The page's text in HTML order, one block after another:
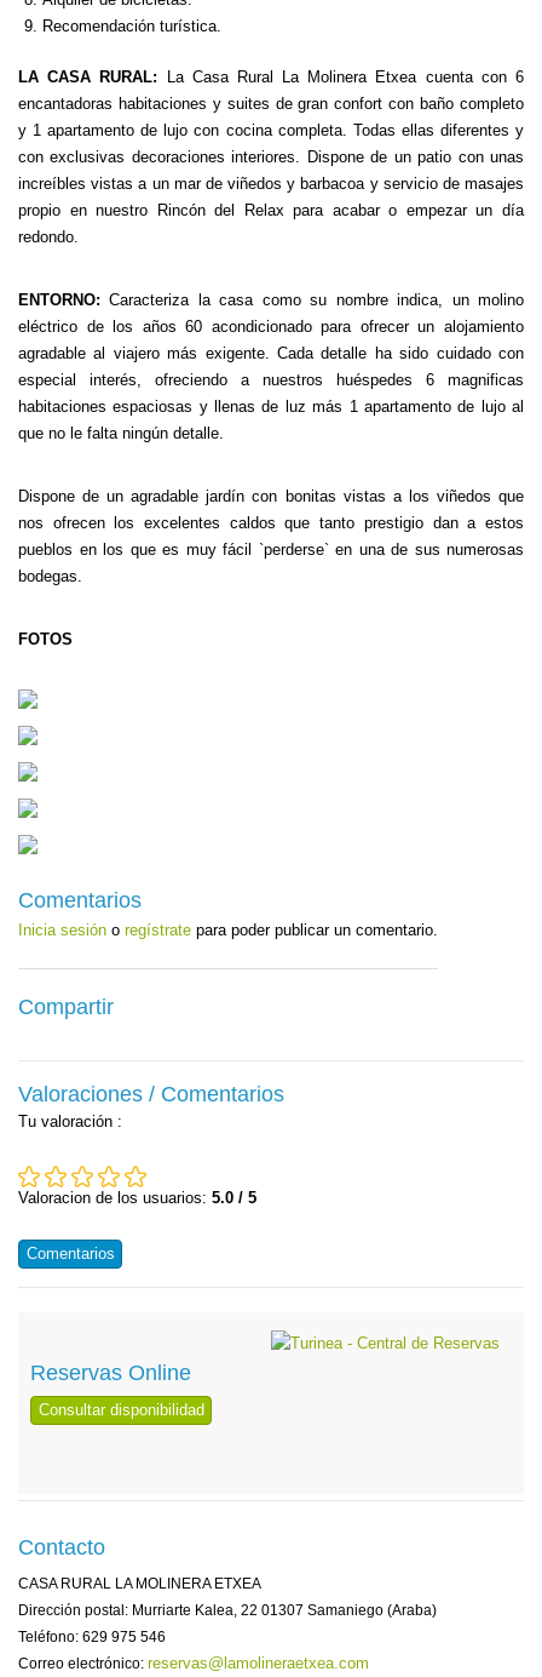
Recomendación turística.
LA CASA RURAL:
La Casa Rural La Molinera Etxea cuenta con 6
encantadoras habitaciones y suites de gran confort con baño completo
y 1 apartamento de lujo con cocina completa. Todas ellas diferentes y
con exclusivas decoraciones interiores. Dispone de un patio con unas
increíbles vistas a un mar de viñedos y barbacoa y servicio de masajes
propio en nuestro Rincón del Relax para acabar o empezar un día
redondo.
ENTORNO:Caracteriza la casa como su nombre indica, un molino
eléctrico de los años 60 acondicionado para ofrecer un alojamiento
agradable al viajero más exigente. Cada detalle ha sido cuidado con
especial interés, ofreciendo a nuestros huéspedes 6 magnificas
habitaciones espaciosas y llenas de luz más 1 apartamento de lujo al
que no le falta ningún detalle.
Dispone de un agradable jardín con bonitas vistas a los viñedos que
nos ofrecen los excelentes caldos que tanto prestigio dan a estos
pueblos en los que es muy fácil `perderse` en una de sus numerosas
bodegas.
FOTOS
Comentarios
Inicia sesión o regístrate para poder publicar un comentario.
Compartir
Valoraciones / Comentarios
Tu valoración :
Valoracion de los usuarios: 5.0 / 5
Comentarios
Reservas Online
Consultar disponibilidad
Contacto
CASA RURAL LA MOLINERA ETXEA
Dirección postal: Murriarte Kalea, 22 01307 Samaniego (Araba)
Teléfono: 629 975 546
Correo electrónico: reservas@lamolineraetxea.com